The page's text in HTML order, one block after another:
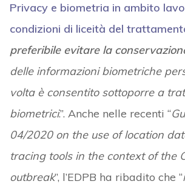
Privacy e biometria in ambito
condizioni di liceità del
preferibile evitare la
delle informazioni biometriche
volta è consentito sottoporre a
biometrici.”. Anche nelle recenti “
04/2020 on the use of location
tracing tools in the context of the
outbreak”, l’EDPB ha ribadito che “